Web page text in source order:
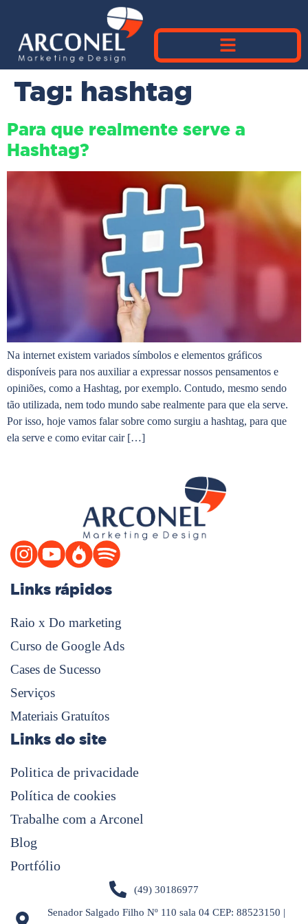
Tag: hashtag
Para que realmente serve a
Hashtag?
Na internet existem variados símbolos e elementos gráficos
disponíveis para nos auxiliar a expressar nossos pensamentos e
opiniões, como a Hashtag, por exemplo. Contudo, mesmo sendo
tão utilizada, nem todo mundo sabe realmente para que ela serve.
Por isso, hoje vamos falar sobre como surgiu a hashtag, para que
ela serve e como evitar cair […]
Links rápidos
Raio x Do marketing
Curso de Google Ads
Cases de Sucesso
Serviços
Materiais Gratuítos
Links do site
Politica de privacidade
Política de cookies
Trabalhe com a Arconel
Blog
Portfólio
(49) 30186977
Senador Salgado Filho Nº 110 sala 04 CEP: 88523150 |